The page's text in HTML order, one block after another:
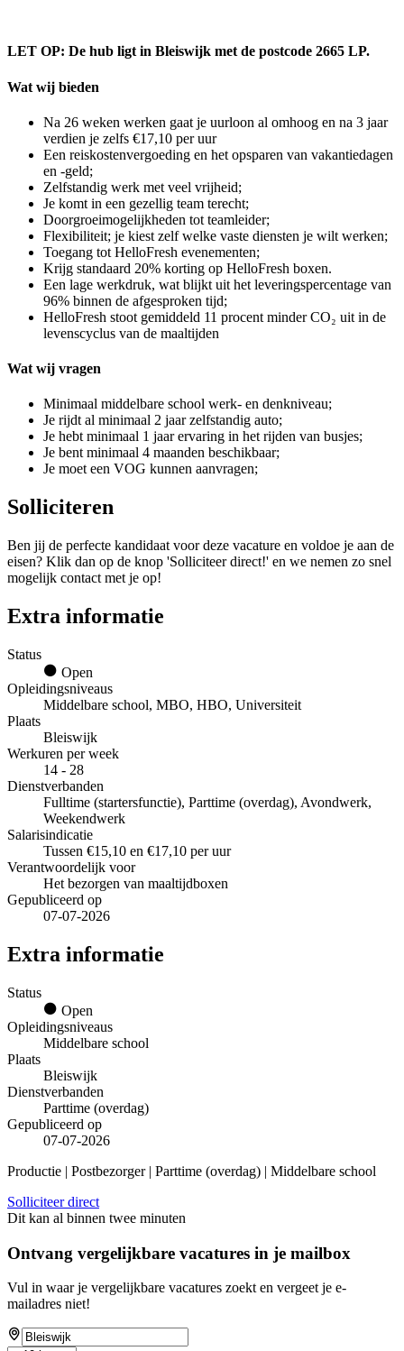
LET OP: De hub ligt in Bleiswijk met de postcode 2665 LP.
Wat wij bieden
Na 26 weken werken gaat je uurloon al omhoog en na 3 jaar
verdien je zelfs €17,10 per uur
Een reiskostenvergoeding en het opsparen van vakantiedagen
en -geld;
Zelfstandig werk met veel vrijheid;
Je komt in een gezellig team terecht;
Doorgroeimogelijkheden tot teamleider;
Flexibiliteit; je kiest zelf welke vaste diensten je wilt werken;
Toegang tot HelloFresh evenementen;
Krijg standaard 20% korting op HelloFresh boxen.
Een lage werkdruk, wat blijkt uit het leveringspercentage van
96% binnen de afgesproken tijd;
HelloFresh stoot gemiddeld 11 procent minder CO₂ uit in de
levenscyclus van de maaltijden
Wat wij vragen
Minimaal middelbare school werk- en denkniveau;
Je rijdt al minimaal 2 jaar zelfstandig auto;
Je hebt minimaal 1 jaar ervaring in het rijden van busjes;
Je bent minimaal 4 maanden beschikbaar;
Je moet een VOG kunnen aanvragen;
Solliciteren
Ben jij de perfecte kandidaat voor deze vacature en voldoe je aan de
eisen? Klik dan op de knop 'Solliciteer direct!' en we nemen zo snel
mogelijk contact met je op!
Extra informatie
Status
Open
Opleidingsniveaus
Middelbare school, MBO, HBO, Universiteit
Plaats
Bleiswijk
Werkuren per week
14 - 28
Dienstverbanden
Fulltime (startersfunctie), Parttime (overdag), Avondwerk,
Weekendwerk
Salarisindicatie
Tussen €15,10 en €17,10 per uur
Verantwoordelijk voor
Het bezorgen van maaltijdboxen
Gepubliceerd op
07-07-2026
Extra informatie
Status
Open
Opleidingsniveaus
Middelbare school
Plaats
Bleiswijk
Dienstverbanden
Parttime (overdag)
Gepubliceerd op
07-07-2026
Productie | Postbezorger | Parttime (overdag) | Middelbare school
Solliciteer direct
Dit kan al binnen twee minuten
Ontvang vergelijkbare vacatures in je mailbox
Vul in waar je vergelijkbare vacatures zoekt en vergeet je e-
mailadres niet!